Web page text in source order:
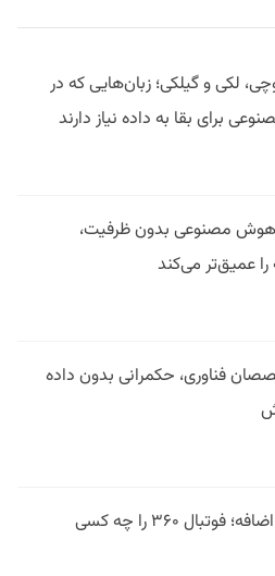
لکی و گیلکی؛ زبان‌هایی که در
برای بقا به داده نیاز دارند
هوش مصنوعی بدون ظرفیت،
عمیق‌تر می‌کند
فناوری، حکمرانی بدون داده
فیلتر در وقت اضافه؛ فوتبال ۳۶۰ را چه کسی